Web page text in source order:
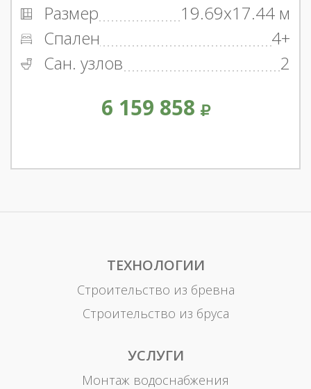
Размер
19.69x17.44 м
Спален
4+
Сан. узлов
2
6 159 858
ТЕХНОЛОГИИ
Строительство из бревна
Строительство из бруса
УСЛУГИ
Монтаж водоснабжения